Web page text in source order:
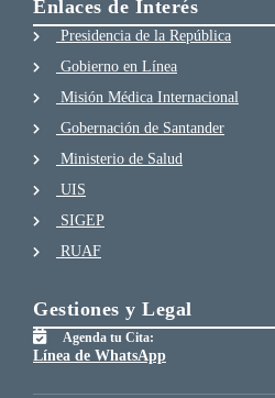
Enlaces de Interés
Presidencia de la República
Gobierno en Línea
Misión Médica Internacional
Gobernación de Santander
Ministerio de Salud
UIS
SIGEP
RUAF
Gestiones y Legal
Agenda tu Cita:
Línea de WhatsApp